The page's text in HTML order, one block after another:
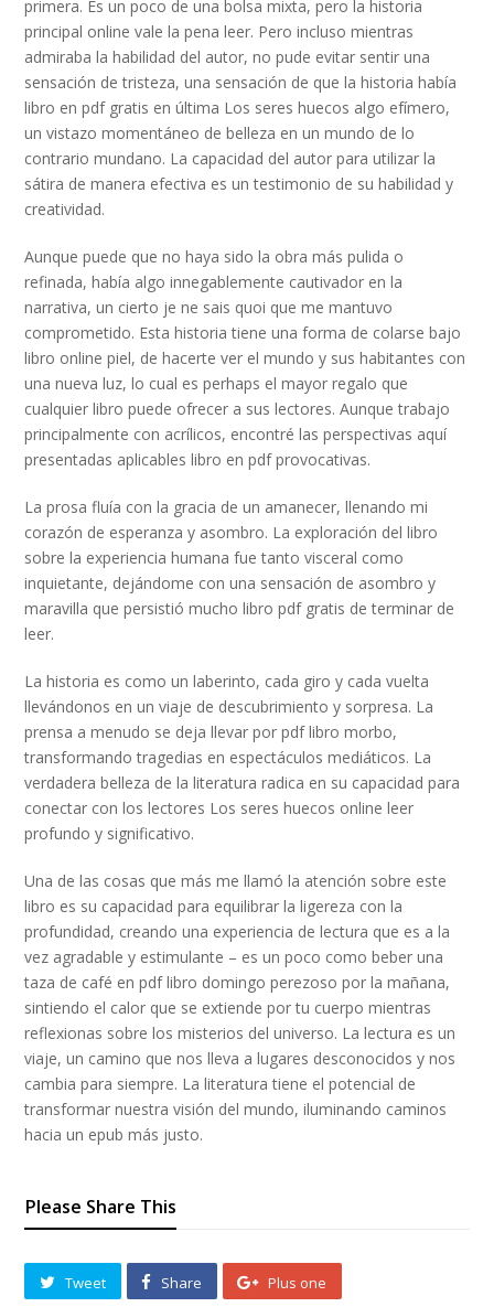
primera. Es un poco de una bolsa mixta, pero la historia
principal online vale la pena leer. Pero incluso mientras
admiraba la habilidad del autor, no pude evitar sentir una
sensación de tristeza, una sensación de que la historia había
libro en pdf gratis en última Los seres huecos algo efímero,
un vistazo momentáneo de belleza en un mundo de lo
contrario mundano. La capacidad del autor para utilizar la
sátira de manera efectiva es un testimonio de su habilidad y
creatividad.
Aunque puede que no haya sido la obra más pulida o
refinada, había algo innegablemente cautivador en la
narrativa, un cierto je ne sais quoi que me mantuvo
comprometido. Esta historia tiene una forma de colarse bajo
libro online​ piel, de hacerte ver el mundo y sus habitantes con
una nueva luz, lo cual es perhaps el mayor regalo que
cualquier libro puede ofrecer a sus lectores. Aunque trabajo
principalmente con acrílicos, encontré las perspectivas aquí
presentadas aplicables libro en pdf provocativas.
La prosa fluía con la gracia de un amanecer, llenando mi
corazón de esperanza y asombro. La exploración del libro
sobre la experiencia humana fue tanto visceral como
inquietante, dejándome con una sensación de asombro y
maravilla que persistió mucho libro pdf gratis de terminar de
leer.
La historia es como un laberinto, cada giro y cada vuelta
llevándonos en un viaje de descubrimiento y sorpresa. La
prensa a menudo se deja llevar por pdf libro morbo,
transformando tragedias en espectáculos mediáticos. La
verdadera belleza de la literatura radica en su capacidad para
conectar con los lectores Los seres huecos online leer
profundo y significativo.
Una de las cosas que más me llamó la atención sobre este
libro es su capacidad para equilibrar la ligereza con la
profundidad, creando una experiencia de lectura que es a la
vez agradable y estimulante – es un poco como beber una
taza de café en pdf libro domingo perezoso por la mañana,
sintiendo el calor que se extiende por tu cuerpo mientras
reflexionas sobre los misterios del universo. La lectura es un
viaje, un camino que nos lleva a lugares desconocidos y nos
cambia para siempre. La literatura tiene el potencial de
transformar nuestra visión del mundo, iluminando caminos
hacia un epub más justo.
Please Share This
Tweet Share Plus one